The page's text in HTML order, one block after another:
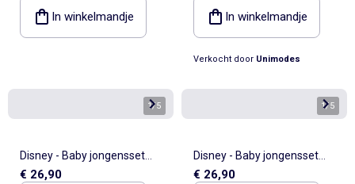
In winkelmandje
In winkelmandje
Verkocht door Unimodes
1/5
Disney - Baby jongensset
Stitch
€ 26,90
1/5
Disney - Baby jongensset
Stitch
€ 26,90